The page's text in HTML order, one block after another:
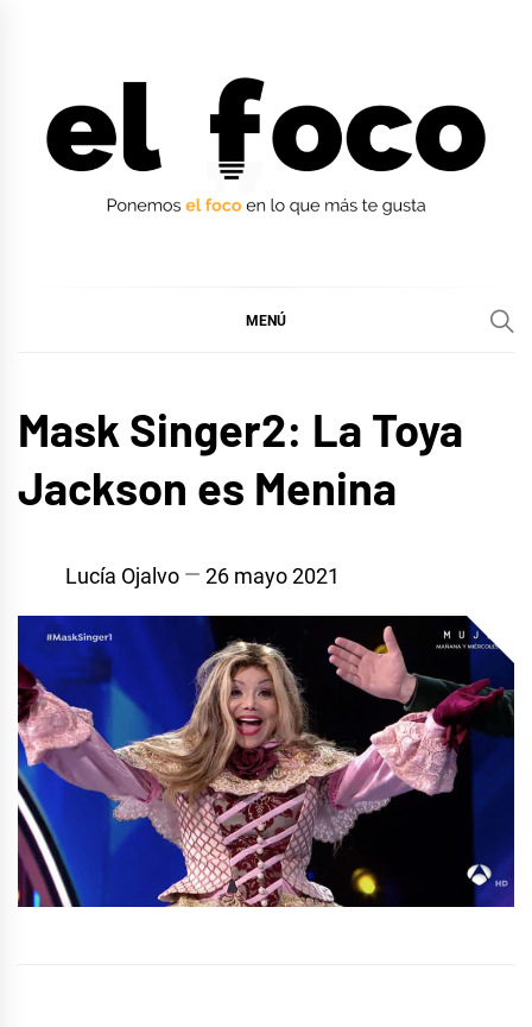
MENÚ
SERIES
Y TV
MÚSICA
Mask Singer2: La Toya
Jackson es Menina
Lucía Ojalvo 26 mayo 2021